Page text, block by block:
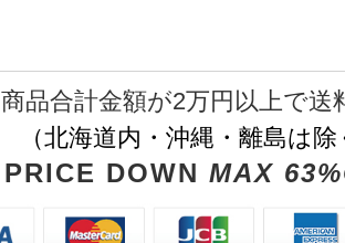
商品合計金額が2万円以上で送
（北海道内・沖縄・離島は
PRICE DOWN MAX